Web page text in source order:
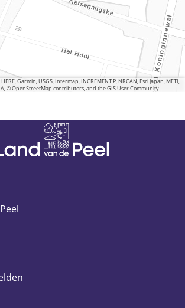
Garmin, USGS, Intermap, INCREMENT P, NRCAN, Esri Japan, METI,
© OpenStreetMap contributors, and the GIS User Community